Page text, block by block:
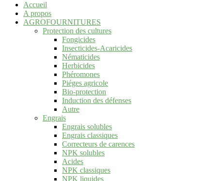
Accueil
A propos
AGROFOURNITURES
Protection des cultures
Fongicides
Insecticides-Acaricides
Nématicides
Herbicides
Phéromones
Piéges agricole
Bio-protection
Induction des défenses
Autre
Engrais
Engrais solubles
Engrais classiques
Correcteurs de carences
NPK solubles
Acides
NPK classiques
NPK liquides